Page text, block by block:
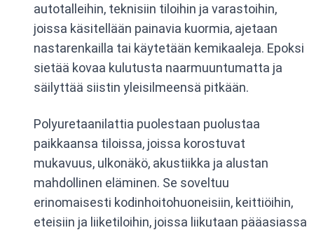
autotalleihin, teknisiin tiloihin ja varastoihin,
joissa käsitellään painavia kuormia, ajetaan
nastarenkailla tai käytetään kemikaaleja. Epoksi
sietää kovaa kulutusta naarmuuntumatta ja
säilyttää siistin yleisilmeensä pitkään.
Polyuretaanilattia puolestaan puolustaa
paikkaansa tiloissa, joissa korostuvat
mukavuus, ulkonäkö, akustiikka ja alustan
mahdollinen eläminen. Se soveltuu
erinomaisesti kodinhoitohuoneisiin, keittiöihin,
eteisiin ja liiketiloihin, joissa liikutaan pääasiassa